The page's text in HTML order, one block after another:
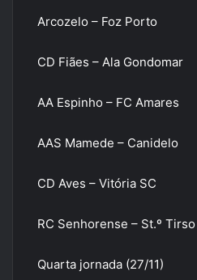
Arcozelo – Foz Porto
CD Fiães – Ala Gondomar
AA Espinho – FC Amares
AAS Mamede – Canidelo
CD Aves – Vitória SC
RC Senhorense – St.º Tirso
Quarta jornada (27/11)